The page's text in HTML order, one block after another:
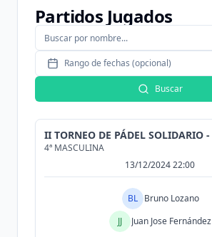
Partidos Jugados
Rango de fechas (opcional)
Buscar
4ª MASCULINA
13/12/2024 22:00
BL
Bruno Lozano
JJ
Juan Jose Fernández